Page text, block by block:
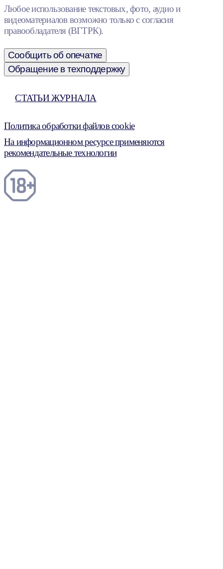
Любое использование текстовых, фото, аудио и
видеоматериалов возможно только с согласия
правообладателя (ВГТРК).
Сообщить об опечатке
Обращение в техподдержку
СТАТЬИ ЖУРНАЛА
Политика обработки файлов cookie
На информационном ресурсе применяются
рекомендательные технологии